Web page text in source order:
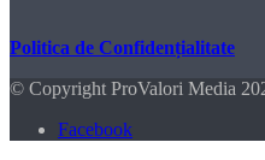
Politica de Confidențialitate
© Copyright ProValori Media
Facebook